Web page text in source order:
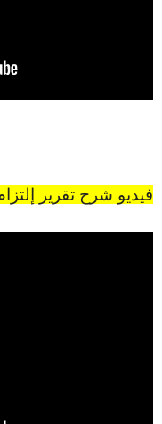
فيديو شرح تقرير